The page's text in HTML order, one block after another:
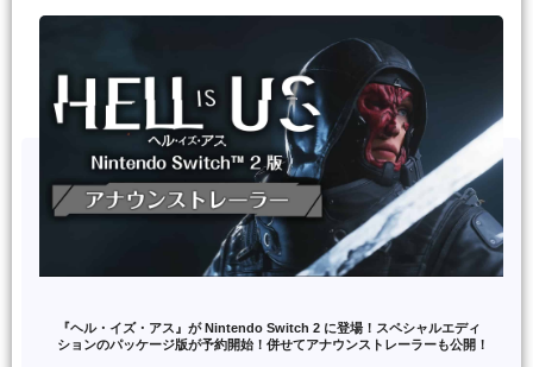
『ヘル・イズ・アス』が Nintendo Switch 2 に登場！スペシャルエディ
ションのパッケージ版が予約開始！併せてアナウンストレーラーも公開！